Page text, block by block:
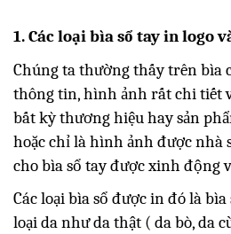
1. Các loại bìa sổ tay in logo
Chúng ta thường thấy trên bìa
thông tin, hình ảnh rất chi tiết
bất kỳ thương hiệu hay sản
hoặc chỉ là hình ảnh được nhà
cho bìa sổ tay được xinh động
Các loại bìa sổ được in đó là
loại da như da thật ( da bò, da